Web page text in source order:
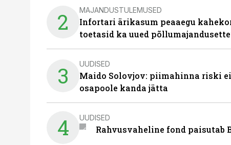
2 MAJANDUSTULEMUSED
Infortari ärikasum peaaegu
toetasid ka uued
3 UUDISED
Maido Solovjov: piimahinna riski
osapoole kanda jätta
4 UUDISED
Rahvusvaheline fond paisutab